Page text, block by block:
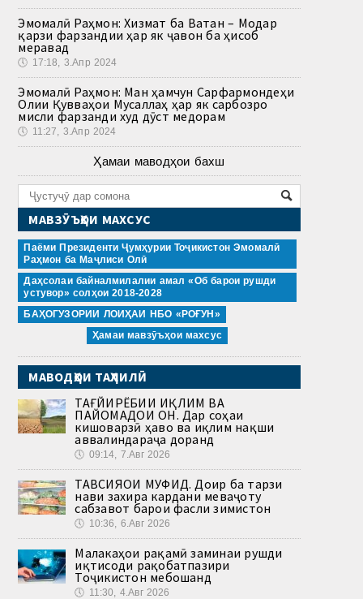
Эмомалӣ Раҳмон: Хизмат ба Ватан – Модар
қарзи фарзандии ҳар як ҷавон ба ҳисоб
меравад
🕔 17:18, 3.Апр 2024
Эмомалӣ Раҳмон: Ман ҳамчун Сарфармондеҳи
Олии Қувваҳои Мусаллаҳ ҳар як сарбозро
мисли фарзанди худ дӯст медорам
🕔 11:27, 3.Апр 2024
Ҳамаи маводҳои бахш
МАВЗӮЪҲОИ МАХСУС
Паёми Президенти Ҷумҳурии Тоҷикистон Эмомалӣ
Раҳмон ба Маҷлиси Олӣ
Даҳсолаи байналмилалии амал «Об барои рушди
устувор» солҳои 2018-2028
БАҲОГУЗОРИИ ЛОИҲАИ НБО «РОҒУН»
Ҳамаи мавзӯъҳои махсус
МАВОДҲОИ ТАҲЛИЛӢ
ТАҒЙИРЁБИИ ИҚЛИМ ВА
ПАЙОМАДҲОИ ОН. Дар соҳаи
кишоварзӣ ҳаво ва иқлим нақши
аввалиндараҷа доранд
🕔 09:14, 7.Авг 2026
ТАВСИЯҲОИ МУФИД. Доир ба тарзи
нави захира кардани меваҷоту
сабзавот барои фасли зимистон
🕔 10:36, 6.Авг 2026
Малакаҳои рақамӣ заминаи рушди
иқтисоди рақобатпазири
Тоҷикистон мебошанд
🕔 11:30, 4.Авг 2026